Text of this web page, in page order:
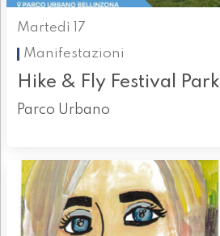
Martedì 17
Manifestazioni
Hike & Fly Festival Park
Parco Urbano